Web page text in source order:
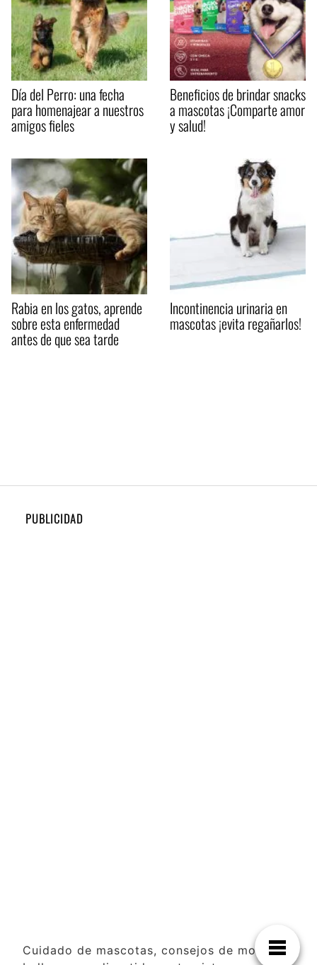
Día del Perro: una fecha
para homenajear a nuestros
amigos fieles
Beneficios de brindar snacks
a mascotas ¡Comparte amor
y salud!
Rabia en los gatos, aprende
sobre esta enfermedad
antes de que sea tarde
Incontinencia urinaria en
mascotas ¡evita regañarlos!
PUBLICIDAD
Cuidado de mascotas, consejos de moda y